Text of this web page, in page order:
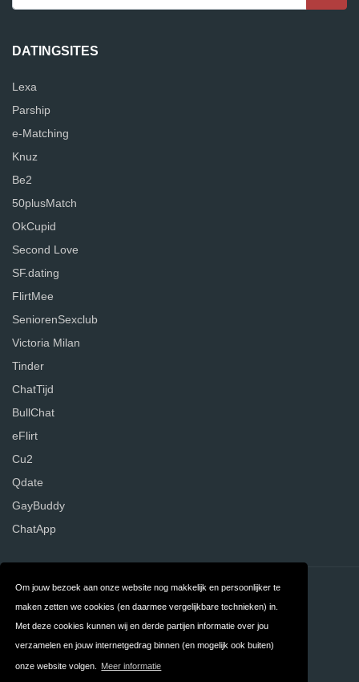
Om jouw bezoek aan onze website nog makkelijk en persoonlijker te
maken zetten we cookies (en daarmee vergelijkbare technieken) in.
Met deze cookies kunnen wij en derde partijen informatie over jou
verzamelen en jouw internetgedrag binnen (en mogelijk ook buiten)
onze website volgen. Meer informatie
DATINGSITES
Lexa
Parship
e-Matching
Knuz
Be2
50plusMatch
OkCupid
Second Love
SF.dating
FlirtMee
SeniorenSexclub
Victoria Milan
Tinder
ChatTijd
BullChat
eFlirt
Cu2
Qdate
GayBuddy
ChatApp
Contact Over ons
Voorwaarden